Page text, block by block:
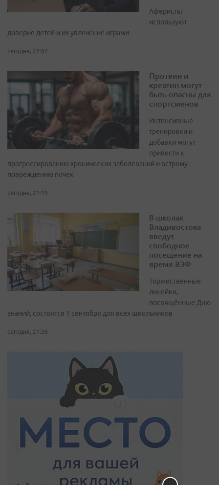
Аферисты
используют
доверие детей и их увлечение играми
сегодня, 22:07
Протеин и
креатин могут
быть опасны для
спортсменов
Интенсивные
тренировки и
добавки могут
привести к
прогрессированию хронических заболеваний и острому
повреждению почек
сегодня, 21:19
В школах
Владивостока
введут
свободное
посещение на
время ВЭФ
Торжественные
линейки,
посвящённые Дню
знаний, состоятся 1 сентября для всех школьников
сегодня, 21:26